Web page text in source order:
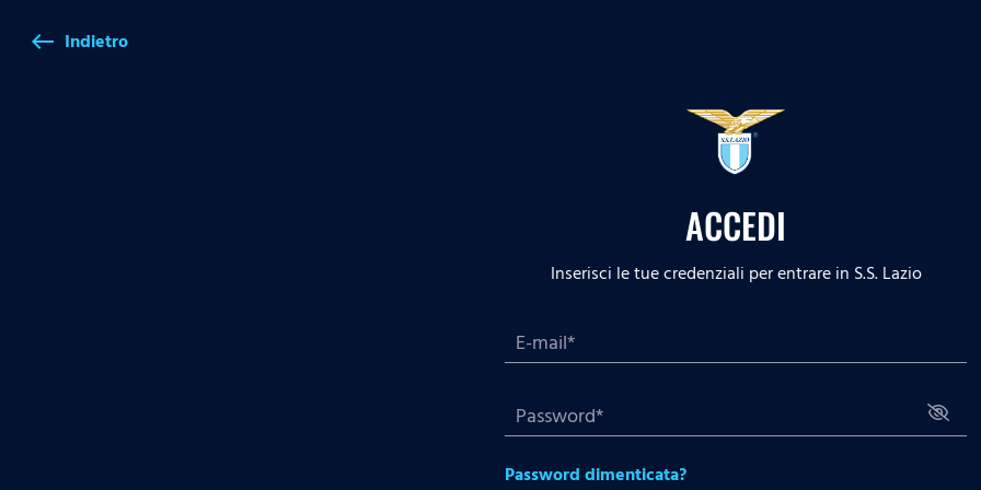
west Indietro
ACCEDI
Inserisci le tue credenziali per entrare in S.S. Lazio
Password dimenticata?